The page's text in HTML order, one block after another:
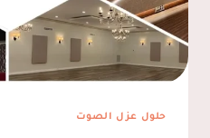
حلول عزل الصوت